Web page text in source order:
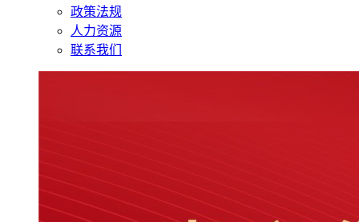
政策法规
人力资源
联系我们